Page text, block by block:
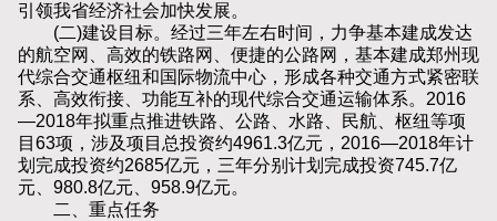
引领我省经济社会加快发展。
(二)建设目标。经过三年左右时间，力争基本建成发达
的航空网、高效的铁路网、便捷的公路网，基本建成郑州现
代综合交通枢纽和国际物流中心，形成各种交通方式紧密联
系、高效衔接、功能互补的现代综合交通运输体系。2016
—2018年拟重点推进铁路、公路、水路、民航、枢纽等项
目63项，涉及项目总投资约4961.3亿元，2016—2018年计
划完成投资约2685亿元，三年分别计划完成投资745.7亿
元、980.8亿元、958.9亿元。
二、重点任务